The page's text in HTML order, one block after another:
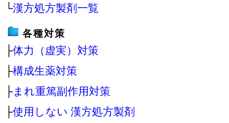
└漢方処方製剤一覧
各種対策
├体力（虚実）対策
├構成生薬対策
├まれ重篤副作用対策
├使用しない 漢方処方製剤